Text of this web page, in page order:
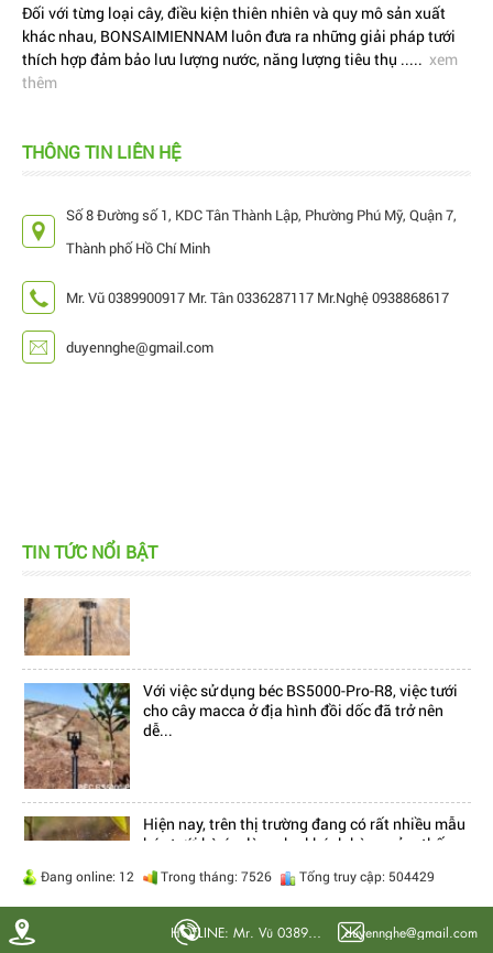
Đối với từng loại cây, điều kiện thiên nhiên và quy mô sản xuất
khác nhau, BONSAIMIENNAM luôn đưa ra những giải pháp tưới
thích hợp đảm bảo lưu lượng nước, năng lượng tiêu thụ ..... xem
thêm
THÔNG TIN LIÊN HỆ
Số 8 Đường số 1, KDC Tân Thành Lập, Phường Phú Mỹ, Quận 7,
Thành phố Hồ Chí Minh
Mr. Vũ 0389900917 Mr. Tân 0336287117 Mr.Nghệ 0938868617
duyennghe@gmail.com
TIN TỨC NỔI BẬTHiện nay, trên thị trường đang có rất nhiều mẫu
béc tưới bù áp, làm cho khách hàng cảm thấy...
Với việc sử dụng béc BS5000-Pro-R8, việc tưới
cho cây macca ở địa hình đồi dốc đã trở nên
dễ...
Hiện nay, trên thị trường đang có rất nhiều mẫu
béc tưới bù áp, làm cho khách hàng cảm thấy...
Với việc sử dụng béc BS5000-Pro-R8, việc tưới
Đang online: 12 Trong tháng: 7526 Tổng truy cập: 504429
HOTLINE: Mr. Vũ 0389900917 Mr. Tân 0336287117 Mr.Nghệ 0938868617 duyennghe@gmail.com